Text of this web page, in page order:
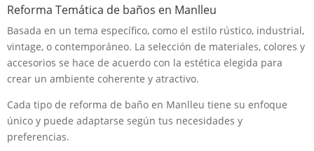
Reforma Temática de baños en Manlleu
Basada en un tema específico, como el estilo rústico, industrial,
vintage, o contemporáneo. La selección de materiales, colores y
accesorios se hace de acuerdo con la estética elegida para
crear un ambiente coherente y atractivo.
Cada tipo de reforma de baño en Manlleu tiene su enfoque
único y puede adaptarse según tus necesidades y
preferencias.